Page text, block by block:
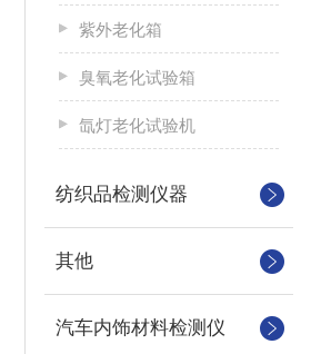
紫外老化箱
臭氧老化试验箱
氙灯老化试验机
纺织品检测仪器
其他
汽车内饰材料检测仪